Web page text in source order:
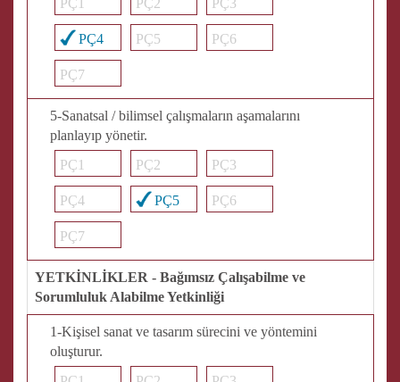
PÇ1 PÇ2 PÇ3
PÇ4 PÇ5 PÇ6
PÇ7
5-Sanatsal / bilimsel çalışmaların aşamalarını
planlayıp yönetir.
PÇ1
PÇ2 PÇ3
PÇ4 PÇ5 PÇ6
PÇ7
YETKİNLİKLER - Bağımsız Çalışabilme ve
Sorumluluk Alabilme Yetkinliği
1-Kişisel sanat ve tasarım sürecini ve yöntemini
oluşturur.